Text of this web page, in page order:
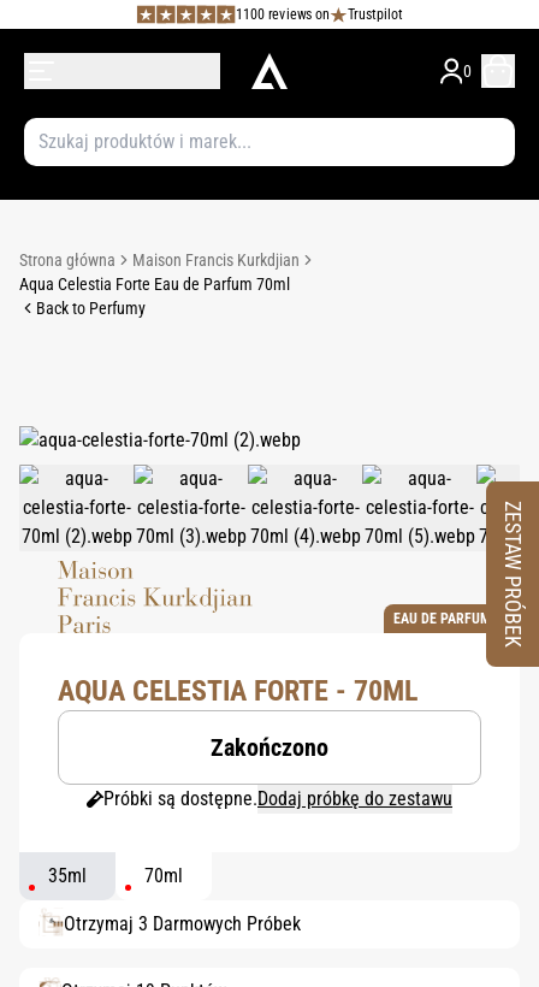
1100 reviews on Trustpilot
0
Strona główna
Maison Francis Kurkdjian
Aqua Celestia Forte Eau de Parfum 70ml
Back to Perfumy
EAU DE PARFUM
AQUA CELESTIA FORTE - 70ML
Zakończono
Próbki są dostępne.Dodaj próbkę do zestawu
35ml 70ml
Otrzymaj 3 Darmowych Próbek
ZESTAW PRÓBEK